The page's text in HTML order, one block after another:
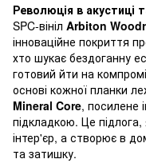
Революція в акустиці
SPC-вініл Arbiton
інноваційне покриття
хто шукає бездоганну
готовий йти на
основі кожної планки
Mineral Core, посилене
підкладкою. Це
інтер'єр, а створює в
та затишку.